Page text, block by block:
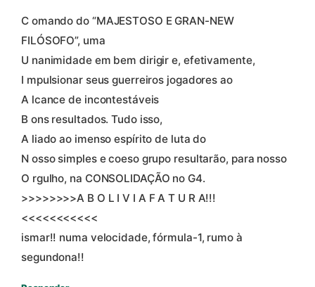
C omando do “MAJESTOSO E GRAN-NEW
FILÓSOFO”, uma
U nanimidade em bem dirigir e, efetivamente,
I mpulsionar seus guerreiros jogadores ao
A lcance de incontestáveis
B ons resultados. Tudo isso,
A liado ao imenso espírito de luta do
N osso simples e coeso grupo resultarão, para nosso
O rgulho, na CONSOLIDAÇÃO no G4.
>>>>>>>>A B O L I V I A F A T U R A!!!
<<<<<<<<<<<
ismar!! numa velocidade, fórmula-1, rumo à
segundona!!